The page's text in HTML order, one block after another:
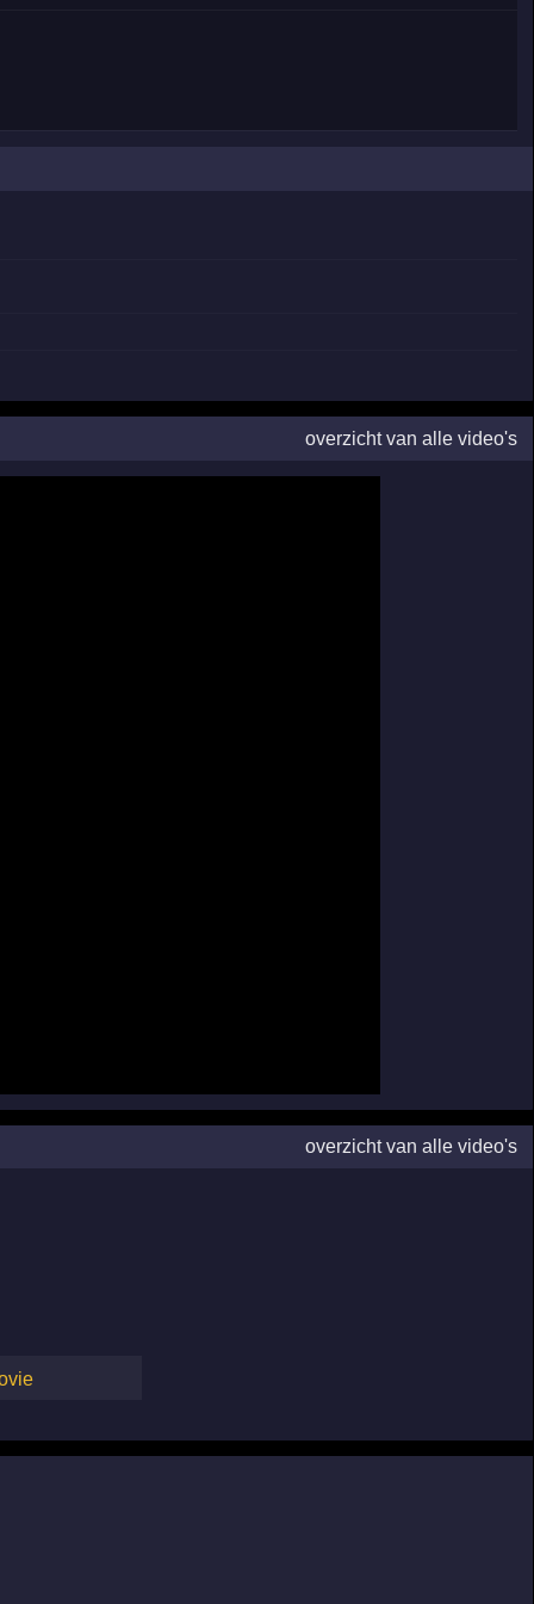
overzicht van alle video's
overzicht van alle video's